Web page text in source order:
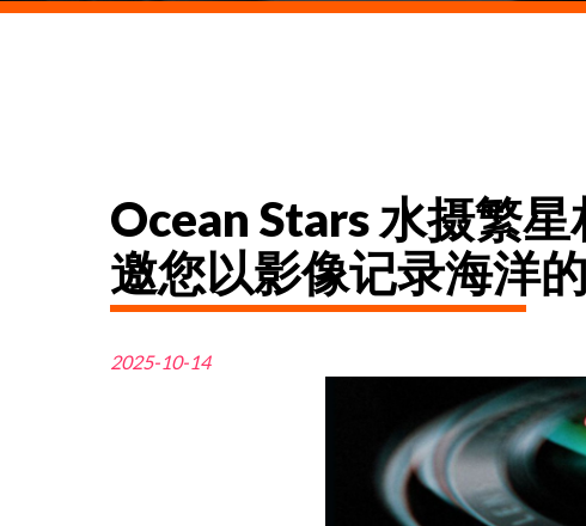
Ocean Stars 水摄繁
邀您以影像记录海洋的
2025-10-14